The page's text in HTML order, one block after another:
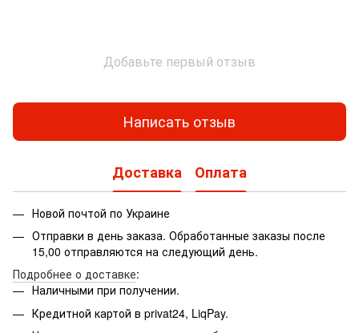
Добавьте первый отзыв
Написать отзыв
Доставка Оплата
Новой почтой по Украине
Отправки в день заказа. Обработанные заказы после
15,00 отправляются на следующий день.
Подробнее о доставке:
Наличными при получении.
Кредитной картой в privat24, LiqPay.